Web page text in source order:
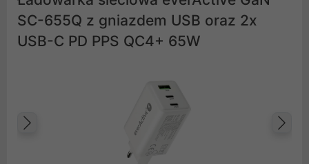
SC-655Q z gniazdem USB oraz 2x
USB-C PD PPS QC4+ 65W